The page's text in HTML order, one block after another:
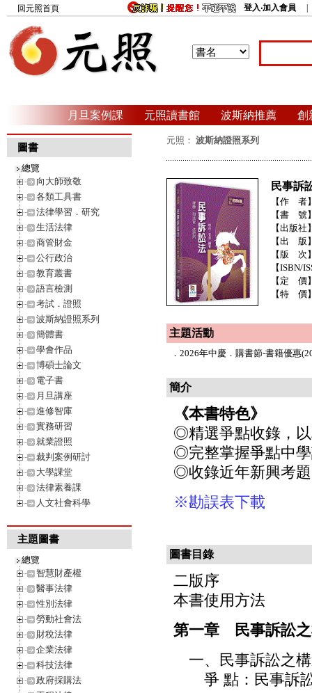
回元照首頁 登入‧加入會員
月旦案例課 元照讀書館 波斯納推薦 創
圖書
總覽
向大師致敬
各類工具書
法律學習．研究
生活法律
商管財金
公行政治
教育叢書
語言檢測
考試．證照
波斯納證照系列
簡體書
學會作品
博碩士論文
電子書
月旦講座
進修智庫
實務研習
就業證照
裁判案例研討
大學課堂
法律素養課
人文社會科學
主題圖書
總覽
智慧財產權
醫事法律
性別法律
勞動社會法
財稅法律
企業法律
科技法律
政府採購法
元照： 波斯納證照系列
民事訴
【作 者
【書 號
【出版社
【出 版
【版 次
【ISBN/
【定 價
【特 價
主題活動
． 2026年中慶．購書節-書籍優惠
簡介
《本書特色》
◎精選爭點收錄，
◎完整掌握爭點中
◎收錄近年新興考
※勘誤表下載
圖書目錄
二版序
本書使用方法
第一章 民事訴訟之
一、民事訴訟之
爭 點：民事訴訟